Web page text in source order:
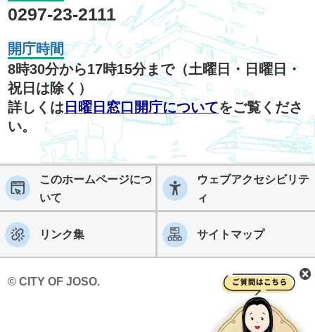
0297-23-2111
開庁時間
8時30分から17時15分まで（土曜日・日曜日・
祝日は除く）
詳しくは 日曜日窓口開庁についてをご覧くださ
い。
このホームページにつ
いて
ウェブアクセシビリテ
ィ
リンク集 サイトマップ
© CITY OF JOSO.